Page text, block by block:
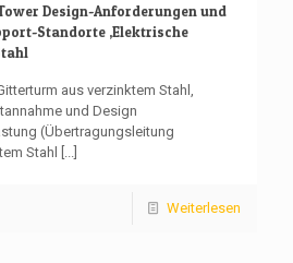
Design-Anforderungen und
Standorte ,Elektrische
aus verzinktem Stahl,
und Design
(Übertragungsleitung
Stahl
[...]
Weiterlesen